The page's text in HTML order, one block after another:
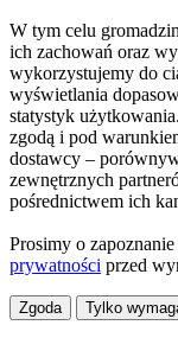
W tym celu
ich zachowań oraz
wykorzystujemy do
wyświetlania
statystyk
zgodą i pod
dostawcy –
zewnętrznych
pośrednictwem ich
Prosimy o
prywatności przed
Zgoda Tylko